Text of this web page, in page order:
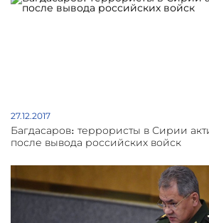
27.12.2017
Багдасаров։ террористы в Сирии
после вывода российских войск